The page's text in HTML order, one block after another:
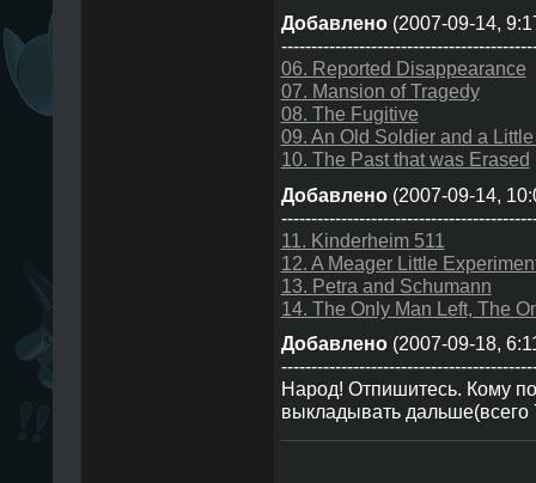
Добавлено(2007-09-14,
06. Reported Disappearance
07. Mansion of Tragedy
08. The Fugitive
09. An Old Soldier and a
10. The Past that was Erased
Добавлено(2007-09-14,
11. Kinderheim 511
12. A Meager Little
13. Petra and Schumann
14. The Only Man Left, The
Добавлено(2007-09-18,
Народ! Отпишитесь. Кому
выкладывать дальше(всего